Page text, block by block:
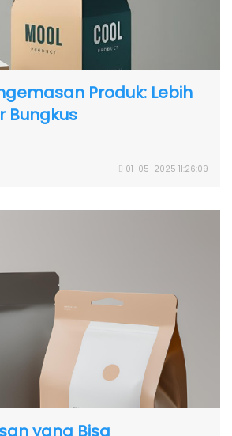
Produk: Lebih
Bungkus
01-05-2025 11:26:09
yang Bisa